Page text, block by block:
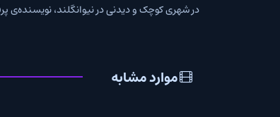
در شهری کوچک و دیدنی در نیوانگلند، نویسنده‌ی پرفروشی به
موارد مشابه